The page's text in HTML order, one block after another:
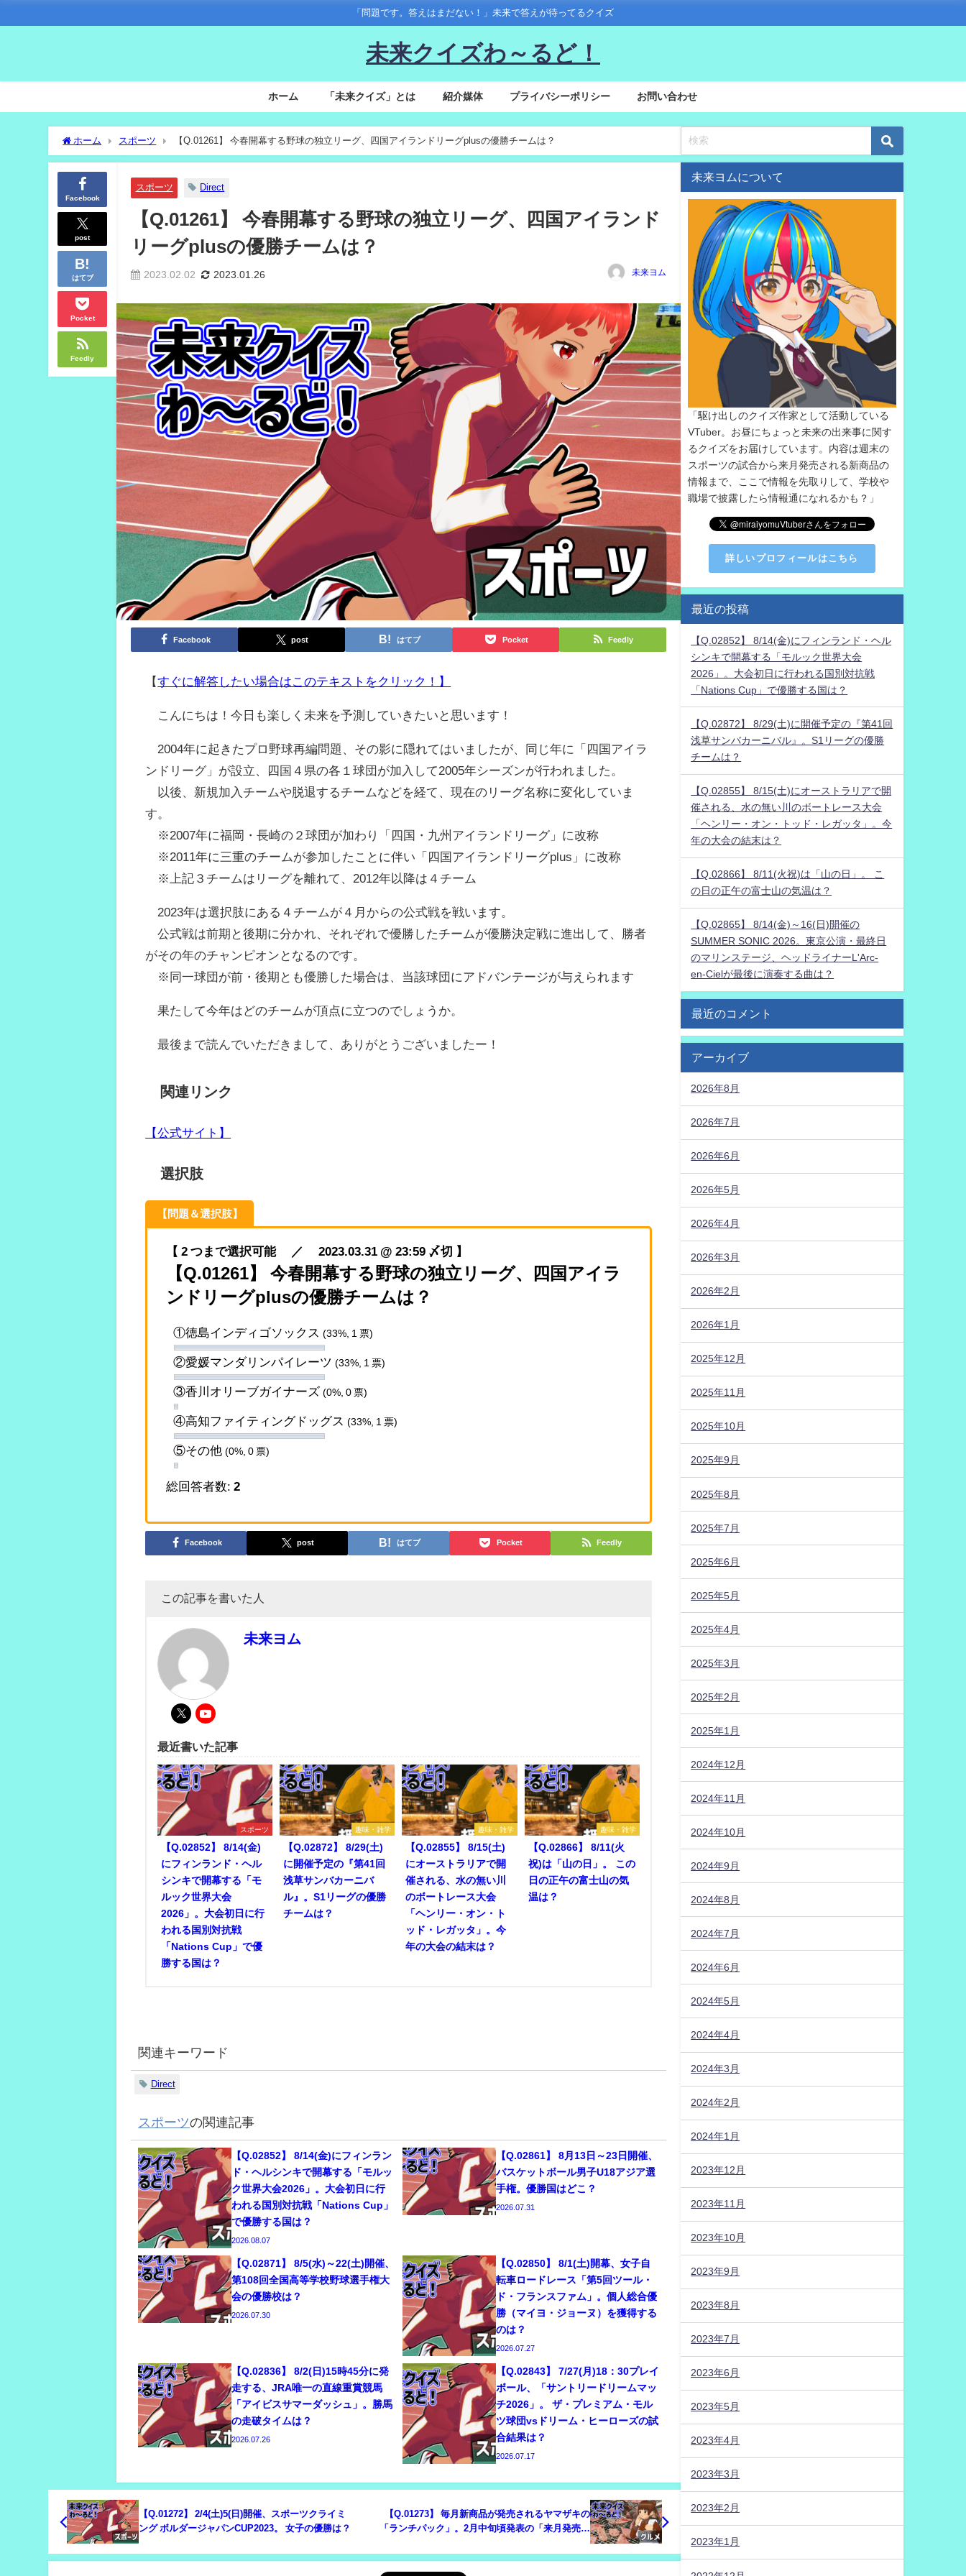
「問題です。答えはまだない！」未来で答えが待ってるクイズ
未来クイズわ～るど！
ホーム 「未来クイズ」とは 紹介媒体 プライバシーポリシー お問い合わせ
ホーム スポーツ 【Q.01261】 今春開幕する野球の独立リーグ、四国アイランドリーグplusの優勝チームは？
Facebook
post
はてブ
Pocket
Feedly
スポーツ Direct
【Q.01261】 今春開幕する野球の独立リーグ、四国アイランド
リーグplusの優勝チームは？
2023.02.02 2023.01.26 未来ヨム
Facebook post はてブ Pocket Feedly
【すぐに解答したい場合はこのテキストをクリック！】
こんにちは！今日も楽しく未来を予測していきたいと思います！
2004年に起きたプロ野球再編問題、その影に隠れてはいましたが、同じ年に「四国アイラ
ンドリーグ」が設立、四国４県の各１球団が加入して2005年シーズンが行われました。
以後、新規加入チームや脱退するチームなどを経て、現在のリーグ名称に変化していま
す。
※2007年に福岡・長崎の２球団が加わり「四国・九州アイランドリーグ」に改称
※2011年に三重のチームが参加したことに伴い「四国アイランドリーグplus」に改称
※上記３チームはリーグを離れて、2012年以降は４チーム
2023年は選択肢にある４チームが４月からの公式戦を戦います。
公式戦は前期と後期に分かれ、それぞれで優勝したチームが優勝決定戦に進出して、勝者
がその年のチャンピオンとなるのです。
※同一球団が前・後期とも優勝した場合は、当該球団にアドバンテージが与えられます
果たして今年はどのチームが頂点に立つのでしょうか。
最後まで読んでいただきまして、ありがとうございましたー！
関連リンク
【公式サイト】
選択肢
【問題＆選択肢】
【 2 つまで選択可能 ／ 2023.03.31 @ 23:59 〆切 】
【Q.01261】 今春開幕する野球の独立リーグ、四国アイラ
ンドリーグplusの優勝チームは？
①徳島インディゴソックス (33%, 1 票)
②愛媛マンダリンパイレーツ (33%, 1 票)
③香川オリーブガイナーズ (0%, 0 票)
④高知ファイティングドッグス (33%, 1 票)
⑤その他 (0%, 0 票)
総回答者数: 2
Facebook post はてブ Pocket Feedly
この記事を書いた人
未来ヨム
最近書いた記事
スポーツ
【Q.02852】 8/14(金)
にフィンランド・ヘル
シンキで開幕する「モ
ルック世界大会
2026」。大会初日に行
われる国別対抗戦
「Nations Cup」で優
勝する国は？
趣味・雑学
【Q.02872】 8/29(土)
に開催予定の『第41回
浅草サンバカーニバ
ル』。S1リーグの優勝
チームは？
趣味・雑学
【Q.02855】 8/15(土)
にオーストラリアで開
催される、水の無い川
のボートレース大会
「ヘンリー・オン・ト
ッド・レガッタ」。今
年の大会の結末は？
趣味・雑学
【Q.02866】 8/11(火
祝)は「山の日」。 この
日の正午の富士山の気
温は？
関連キーワード
Direct
スポーツの関連記事
【Q.02852】 8/14(金)にフィンラン
ド・ヘルシンキで開幕する「モルッ
ク世界大会2026」。大会初日に行
われる国別対抗戦「Nations Cup」
で優勝する国は？
2026.08.07
【Q.02861】 8月13日～23日開催、
バスケットボール男子U18アジア選
手権。優勝国はどこ？
2026.07.31
【Q.02871】 8/5(水)～22(土)開催、
第108回全国高等学校野球選手権大
会の優勝校は？
2026.07.30
【Q.02850】 8/1(土)開幕、女子自
転車ロードレース「第5回ツール・
ド・フランスファム」。個人総合優
勝（マイヨ・ジョーヌ）を獲得する
のは？
2026.07.27
【Q.02836】 8/2(日)15時45分に発
走する、JRA唯一の直線重賞競馬
「アイビスサマーダッシュ」。勝馬
の走破タイムは？
2026.07.26
【Q.02843】 7/27(月)18：30プレイ
ボール、「サントリードリームマッ
チ2026」。 ザ・プレミアム・モル
ツ球団vsドリーム・ヒーローズの試
合結果は？
2026.07.17
【Q.01272】 2/4(土)5(日)開催、スポーツクライミ
ング ボルダージャパンCUP2023。 女子の優勝は？
【Q.01273】 毎月新商品が発売されるヤマザキの
「ランチパック」。2月中旬頃発表の「来月発売の
未来ヨムについて
「駆け出しのクイズ作家として活動している
VTuber。お昼にちょっと未来の出来事に関す
るクイズをお届けしています。内容は週末の
スポーツの試合から来月発売される新商品の
情報まで、ここで情報を先取りして、学校や
職場で披露したら情報通になれるかも？」
詳しいプロフィールはこちら
最近の投稿
【Q.02852】 8/14(金)にフィンランド・ヘル
シンキで開幕する「モルック世界大会
2026」。大会初日に行われる国別対抗戦
「Nations Cup」で優勝する国は？
【Q.02872】 8/29(土)に開催予定の『第41回
浅草サンバカーニバル』。S1リーグの優勝
チームは？
【Q.02855】 8/15(土)にオーストラリアで開
催される、水の無い川のボートレース大会
「ヘンリー・オン・トッド・レガッタ」。今
年の大会の結末は？
【Q.02866】 8/11(火祝)は「山の日」。 こ
の日の正午の富士山の気温は？
【Q.02865】 8/14(金)～16(日)開催の
SUMMER SONIC 2026。東京公演・最終日
のマリンステージ、ヘッドライナーL'Arc-
en-Cielが最後に演奏する曲は？
最近のコメント
アーカイブ
2026年8月
2026年7月
2026年6月
2026年5月
2026年4月
2026年3月
2026年2月
2026年1月
2025年12月
2025年11月
2025年10月
2025年9月
2025年8月
2025年7月
2025年6月
2025年5月
2025年4月
2025年3月
2025年2月
2025年1月
2024年12月
2024年11月
2024年10月
2024年9月
2024年8月
2024年7月
2024年6月
2024年5月
2024年4月
2024年3月
2024年2月
2024年1月
2023年12月
2023年11月
2023年10月
2023年9月
2023年8月
2023年7月
2023年6月
2023年5月
2023年4月
2023年3月
2023年2月
2023年1月